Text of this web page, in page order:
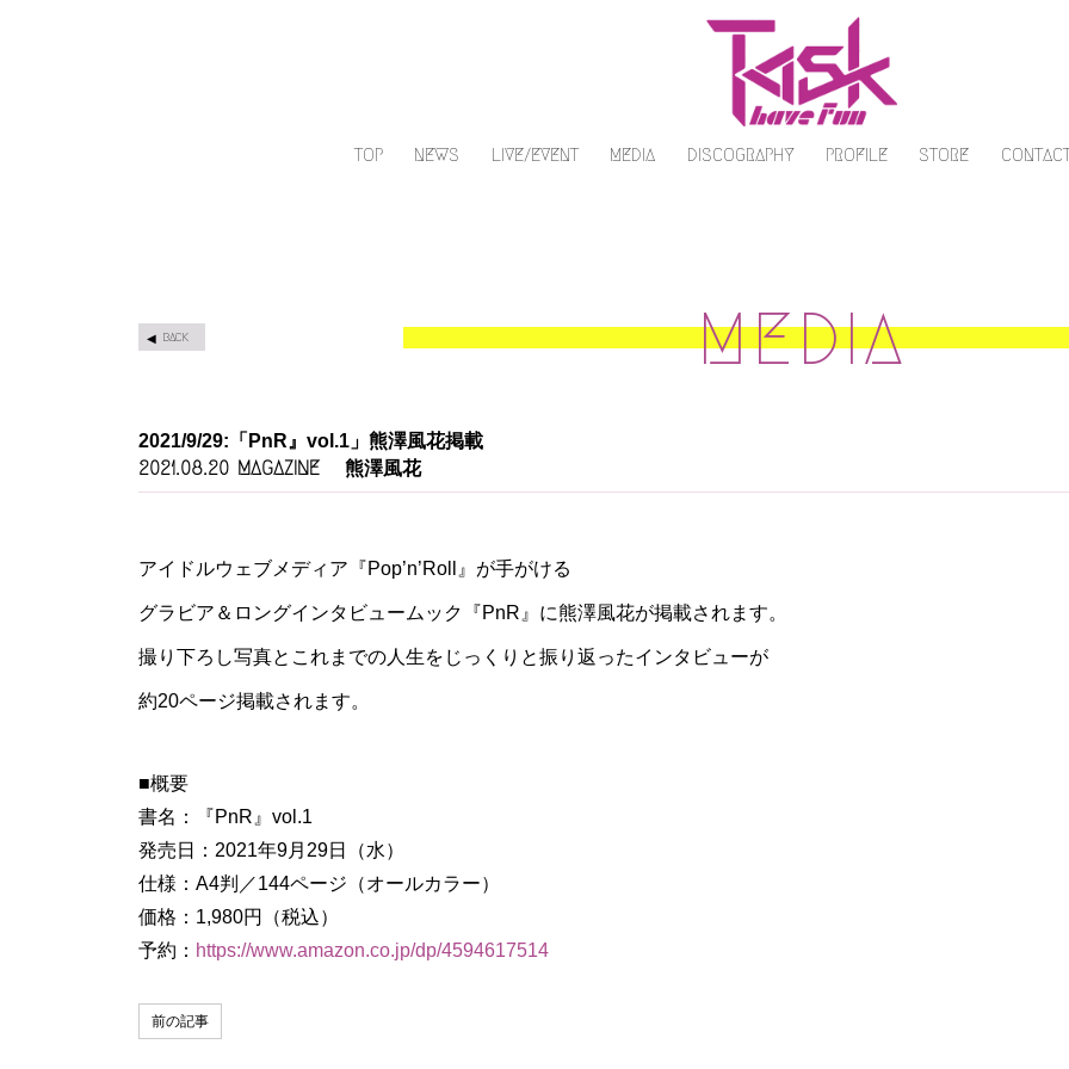
TOP NEWS LIVE/EVENT MEDIA DISCOGRAPHY PROFILE STORE
MEDIA
BACK
2021/9/29:「PnR』vol.1」熊澤風花掲載
2021.08.20 MAGAZINE 熊澤風花
アイドルウェブメディア『Pop’n’Roll』が手がける
グラビア＆ロングインタビュームック『PnR』に熊澤風花が掲載されます。
撮り下ろし写真と これまでの人生をじっくりと振り返ったインタビューが
約20ページ掲載されます。
■概要
書名：『PnR』vol.1
発売日：2021年9月29日（水）
仕様：A4判／144ページ（オールカラー）
価格：1,980円（税込）
予約： https://www.amazon.co.jp/dp/4594617514
前の記事